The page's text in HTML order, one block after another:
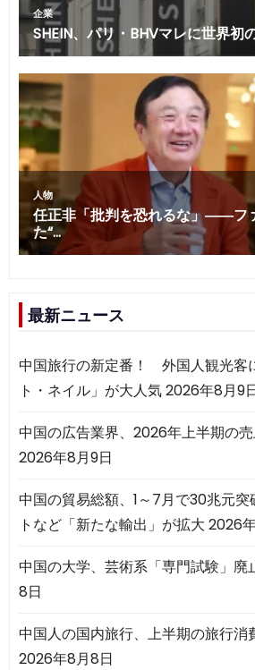
最新ニュース
中国旅行の新定番！ 外国人観光客
ト・ネイル」が大人気2026年8月9
中国の広告業界、2026年上半期の
2026年8月9日
中国の貿易総額、1～7月で30兆元
トなど「新たな輸出」が拡大 2026
中国の大学、芸術系「専門試験」廃
8日
中国人の国内旅行、上半期の旅行
2026年8月8日